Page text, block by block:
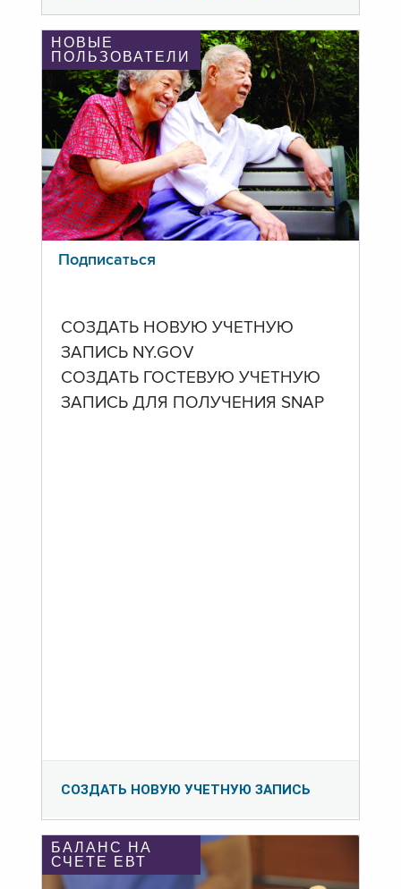
НОВЫЕ
ПОЛЬЗОВАТЕЛИ
Подписаться
СОЗДАТЬ НОВУЮ УЧЕТНУЮ
ЗАПИСЬ NY.GOV
СОЗДАТЬ ГОСТЕВУЮ УЧЕТНУЮ
ЗАПИСЬ ДЛЯ ПОЛУЧЕНИЯ SNAP
СОЗДАТЬ НОВУЮ УЧЕТНУЮ ЗАПИСЬ
БАЛАНС НА
СЧЕТЕ ЕВТ